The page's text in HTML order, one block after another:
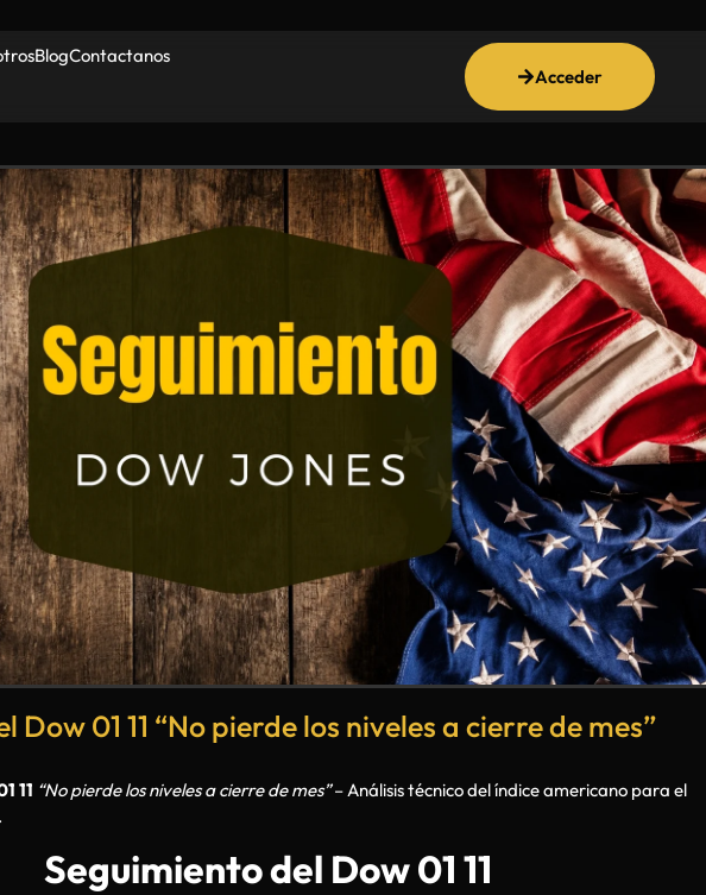
BlogContactanos
Acceder
Dow 01 11 “No pierde los niveles a cierre de mes”
11 “No pierde los niveles a cierre de mes”– Análisis técnico del índice americano para el
Seguimiento del Dow 01 11